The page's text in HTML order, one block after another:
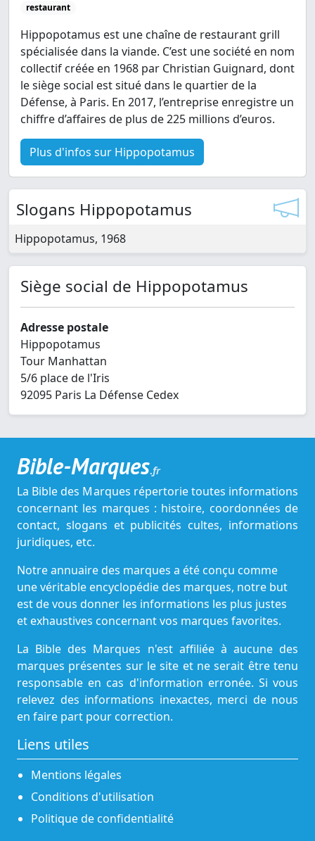
restaurant
Hippopotamus est une chaîne de restaurant grill
spécialisée dans la viande. C’est une société en nom
collectif créée en 1968 par Christian Guignard, dont
le siège social est situé dans le quartier de la
Défense, à Paris. En 2017, l’entreprise enregistre un
chiffre d’affaires de plus de 225 millions d’euros.
Plus d'infos sur Hippopotamus
Slogans Hippopotamus
Hippopotamus, 1968
Siège social de Hippopotamus
Adresse postale
Hippopotamus
Tour Manhattan
5/6 place de l'Iris
92095 Paris La Défense Cedex
Bible-Marques.fr
La Bible des Marques répertorie toutes informations
concernant les marques : histoire, coordonnées de
contact, slogans et publicités cultes, informations
juridiques, etc.
Notre annuaire des marques a été conçu comme
une véritable encyclopédie des marques, notre but
est de vous donner les informations les plus justes
et exhaustives concernant vos marques favorites.
La Bible des Marques n'est affiliée à aucune des
marques présentes sur le site et ne serait être tenu
responsable en cas d'information erronée. Si vous
relevez des informations inexactes, merci de nous
en faire part pour correction.
Liens utiles
Mentions légales
Conditions d'utilisation
Politique de confidentialité